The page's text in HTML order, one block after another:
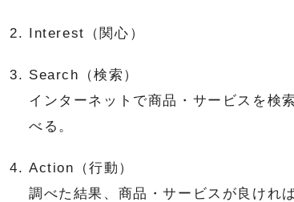
Interest（関心）
Search（検索）
インターネットで商品・サービスを検
べる。
Action（行動）
調べた結果、商品・サービスが良ければ